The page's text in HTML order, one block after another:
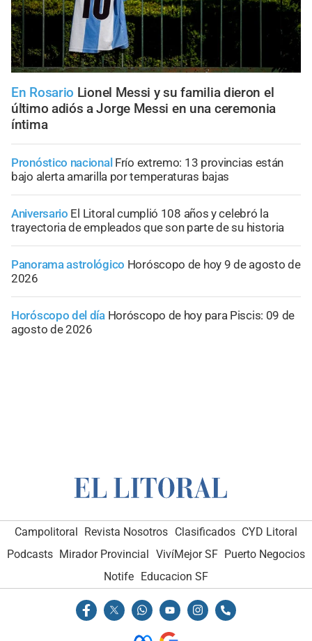
En Rosario Lionel Messi y su familia dieron el
último adiós a Jorge Messi en una ceremonia
íntima
Pronóstico nacional Frío extremo: 13 provincias están
bajo alerta amarilla por temperaturas bajas
Aniversario El Litoral cumplió 108 años y celebró la
trayectoria de empleados que son parte de su historia
Panorama astrológico Horóscopo de hoy 9 de agosto de
2026
Horóscopo del día Horóscopo de hoy para Piscis: 09 de
agosto de 2026
Campolitoral Revista Nosotros Clasificados CYD Litoral
Podcasts Mirador Provincial VivíMejor SF Puerto Negocios
Notife Educacion SF